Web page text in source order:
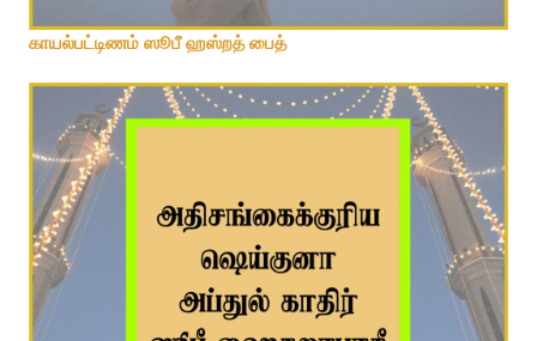
ஹைதறாபாத் ஸூபீ நாயகம் பைத்